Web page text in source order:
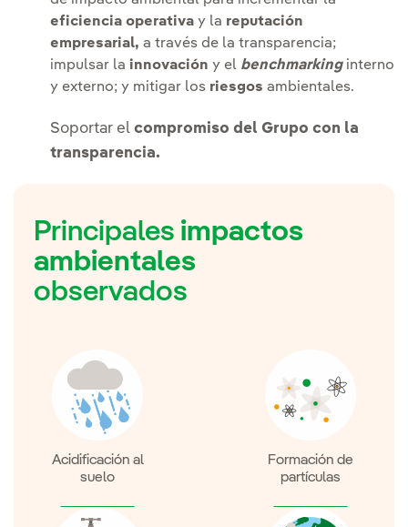
eficiencia operativa y la reputación
empresarial, a través de la transparencia;
impulsar la innovación y el benchmarkinginterno
y externo; y mitigar los riesgos ambientales.
Soportar el compromiso del Grupo con la
transparencia.
Principales impactos
ambientales
observados
Acidificación al
suelo
Formación de
partículas